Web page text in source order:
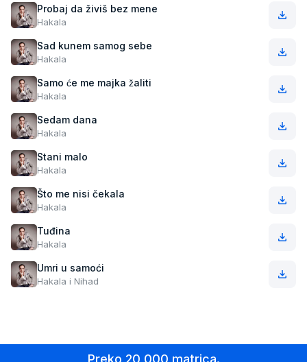
Probaj da živiš bez mene
Hakala
Sad kunem samog sebe
Hakala
Samo će me majka žaliti
Hakala
Sedam dana
Hakala
Stani malo
Hakala
Što me nisi čekala
Hakala
Tuđina
Hakala
Umri u samoći
Hakala i Nihad
Preko 20 000 matrica.